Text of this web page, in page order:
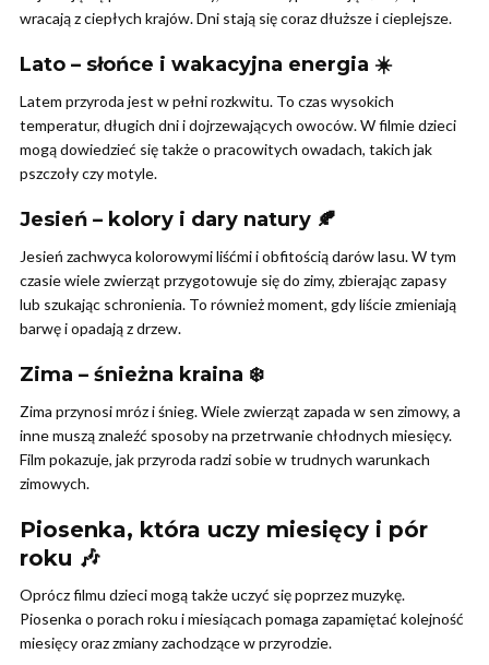
wracają z ciepłych krajów. Dni stają się coraz dłuższe i cieplejsze.
Lato – słońce i wakacyjna energia ☀️
Latem przyroda jest w pełni rozkwitu. To czas wysokich
temperatur, długich dni i dojrzewających owoców. W filmie dzieci
mogą dowiedzieć się także o pracowitych owadach, takich jak
pszczoły czy motyle.
Jesień – kolory i dary natury 🍂
Jesień zachwyca kolorowymi liśćmi i obfitością darów lasu. W tym
czasie wiele zwierząt przygotowuje się do zimy, zbierając zapasy
lub szukając schronienia. To również moment, gdy liście zmieniają
barwę i opadają z drzew.
Zima – śnieżna kraina ❄️
Zima przynosi mróz i śnieg. Wiele zwierząt zapada w sen zimowy, a
inne muszą znaleźć sposoby na przetrwanie chłodnych miesięcy.
Film pokazuje, jak przyroda radzi sobie w trudnych warunkach
zimowych.
Piosenka, która uczy miesięcy i pór
roku 🎶
Oprócz filmu dzieci mogą także uczyć się poprzez muzykę.
Piosenka o porach roku i miesiącach pomaga zapamiętać kolejność
miesięcy oraz zmiany zachodzące w przyrodzie.